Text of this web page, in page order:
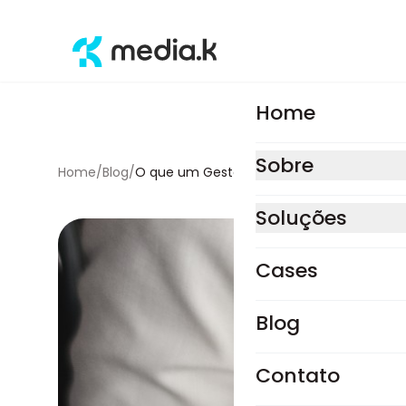
Home
Sobre
Soluções
Consultoria
Mídias pagas
Sites e lojas virtuais
Cases
Blog
Contato
Home/Blog/O que um Gestor de Tráfego Pago faz?